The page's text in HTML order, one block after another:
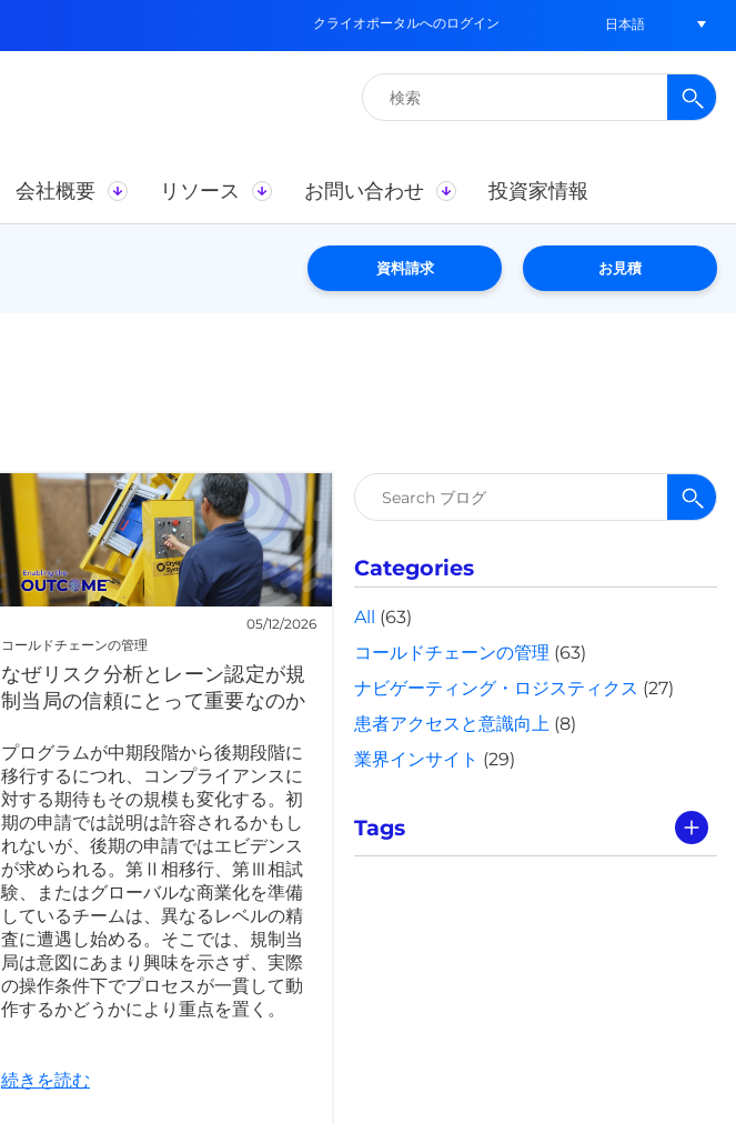
クライオポータルへのログイン 日本語
検
索:
会社概要 リソース お問い合わせ 投資家情報
資料請求 お見積
コールドチェーンの管理
05/12/2026
なぜリスク分析とレーン認定が規
制当局の信頼にとって重要なのか
プログラムが中期段階から後期段階に
移行するにつれ、コンプライアンスに
対する期待もその規模も変化する。初
期の申請では説明は許容されるかもし
れないが、後期の申請ではエビデンス
が求められる。第Ⅱ相移行、第Ⅲ相試
験、またはグローバルな商業化を準備
しているチームは、異なるレベルの精
査に遭遇し始める。そこでは、規制当
局は意図にあまり興味を示さず、実際
の操作条件下でプロセスが一貫して動
作するかどうかにより重点を置く。
続きを読む
検
索:
Categories
All (63)
コールドチェーンの管理 (63)
ナビゲーティング・ロジスティクス (27)
患者アクセスと意識向上(8)
業界インサイト (29)
Tags